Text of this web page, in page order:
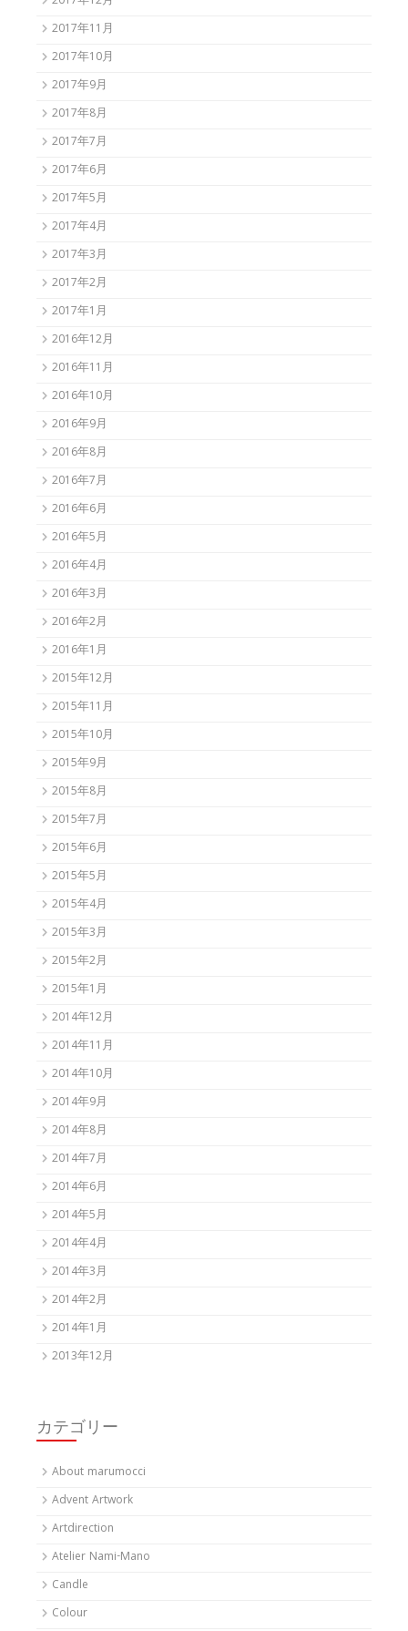
2017年11月
2017年10月
2017年9月
2017年8月
2017年7月
2017年6月
2017年5月
2017年4月
2017年3月
2017年2月
2017年1月
2016年12月
2016年11月
2016年10月
2016年9月
2016年8月
2016年7月
2016年6月
2016年5月
2016年4月
2016年3月
2016年2月
2016年1月
2015年12月
2015年11月
2015年10月
2015年9月
2015年8月
2015年7月
2015年6月
2015年5月
2015年4月
2015年3月
2015年2月
2015年1月
2014年12月
2014年11月
2014年10月
2014年9月
2014年8月
2014年7月
2014年6月
2014年5月
2014年4月
2014年3月
2014年2月
2014年1月
2013年12月
カテゴリー
About marumocci
Advent Artwork
Artdirection
Atelier Nami-Mano
Candle
Colour